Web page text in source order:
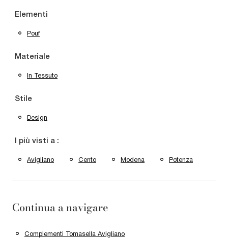
Elementi
Pouf
Materiale
In Tessuto
Stile
Design
I più visti a :
Avigliano Cento Modena Potenza
Continua a navigare
Complementi Tomasella Avigliano